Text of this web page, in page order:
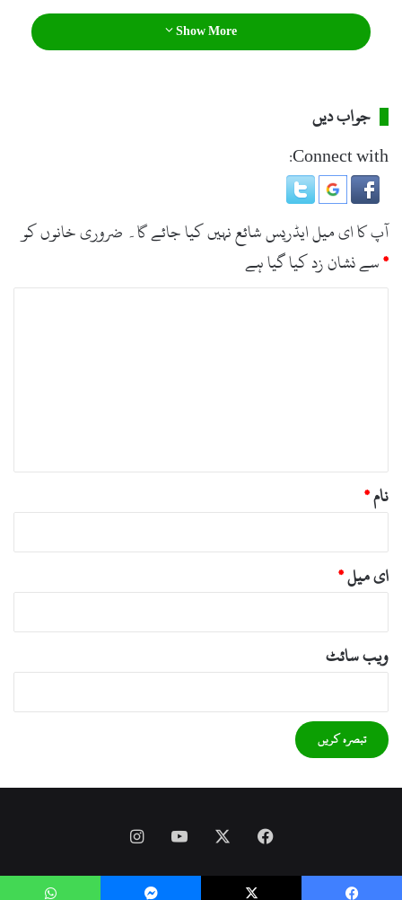
Show More
جواب دیں
Connect with:
آپ کا ای میل ایڈریس شائع نہیں کیا جائے گا۔ ضروری خانوں کو
*سے نشان زد کیا گیا ہے
نام*
ای میل*
ویب‌ سائٹ
Facebook
YouTube
Instagram